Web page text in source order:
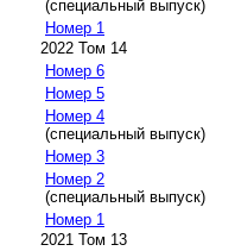
(специальный выпуск)
Номер 1
2022 Том 14
Номер 6
Номер 5
Номер 4
(специальный выпуск)
Номер 3
Номер 2
(специальный выпуск)
Номер 1
2021 Том 13